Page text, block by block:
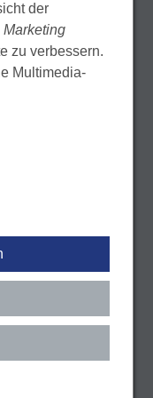
der
Marketing
zu verbessern.
Multimedia-